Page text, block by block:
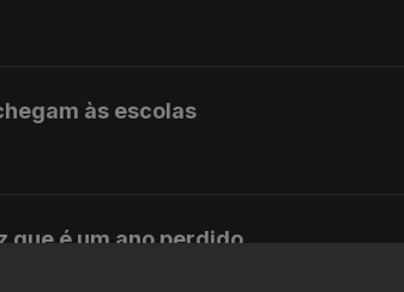
às escolas
que é um ano perdido